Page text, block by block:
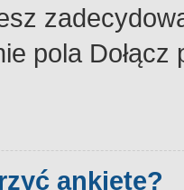
pola
ankietę?